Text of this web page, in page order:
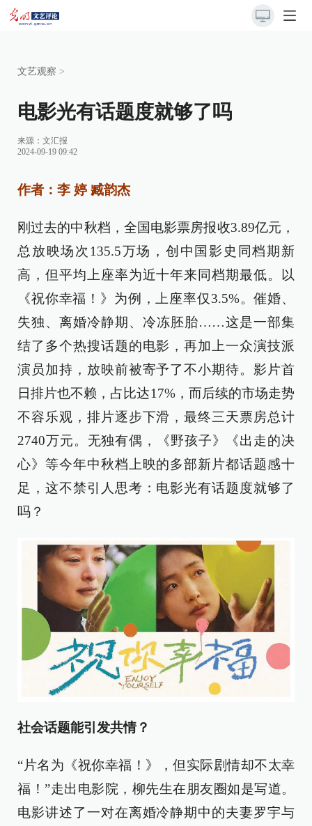
文艺观察 >
电影光有话题度就够了吗
来源： 文汇报
2024-09-19 09:42
作者：李 婷 臧韵杰
刚过去的中秋档，全国电影票房报收3.89亿元，
总放映场次135.5万场，创中国影史同档期新
高，但平均上座率为近十年来同档期最低。以
《祝你幸福！》为例，上座率仅3.5%。催婚、
失独、离婚冷静期、冷冻胚胎……这是一部集
结了多个热搜话题的电影，再加上一众演技派
演员加持，放映前被寄予了不小期待。影片首
日排片也不赖，占比达17%，而后续的市场走势
不容乐观，排片逐步下滑，最终三天票房总计
2740万元。无独有偶，《野孩子》《出走的决
心》等今年中秋档上映的多部新片都话题感十
足，这不禁引人思考：电影光有话题度就够了
吗？
社会话题能引发共情？
“片名为《祝你幸福！》，但实际剧情却不太幸
福！”走出电影院，柳先生在朋友圈如是写道。
电影讲述了一对在离婚冷静期中的夫妻罗宇与